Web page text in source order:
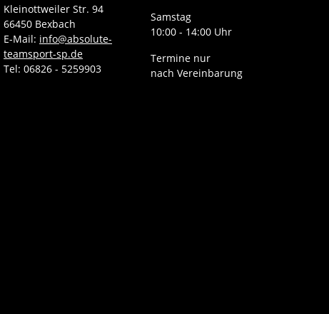
Kleinottweiler Str. 94
66450 Bexbach
E-Mail: info@absolute-
teamsport-sp.de
Tel: 06826 - 5259903
Samstag
10:00 - 14:00 Uhr
Termine nur
nach Vereinbarung